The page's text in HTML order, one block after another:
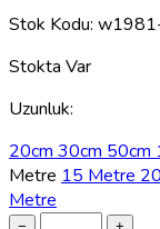
Stok Kodu:
Stokta Var
Uzunluk:
20cm 30cm 50cm
Metre 15 Metre
Metre